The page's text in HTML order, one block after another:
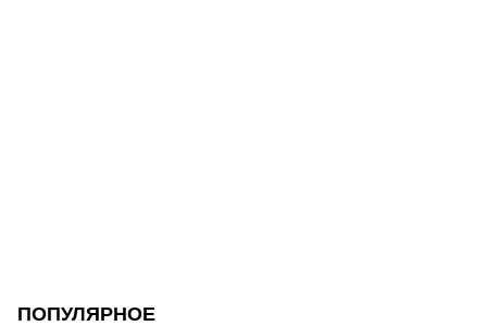
ПОПУЛЯРНОЕ